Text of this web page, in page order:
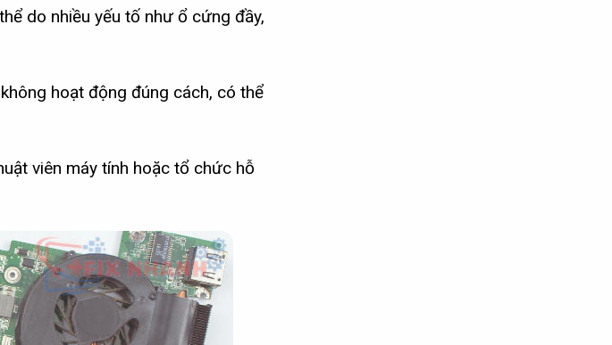
do nhiều yếu tố như ổ cứng đầy,
hoạt động đúng cách, có thể
viên máy tính hoặc tổ chức hỗ